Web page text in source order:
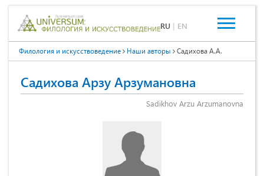
RU | EN
Филология и искусствоведение Наши авторы Садихова А.А.
Садихова Арзу Арзумановна
Sadikhov Arzu Arzumanovna